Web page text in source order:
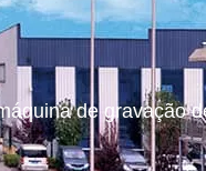
de gravação